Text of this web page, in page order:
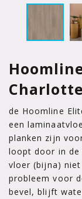
Charlotte
de Hoomline
een
planken zijn
loopt door in de
vloer (bijna)
probleem voor
bevel, blijft